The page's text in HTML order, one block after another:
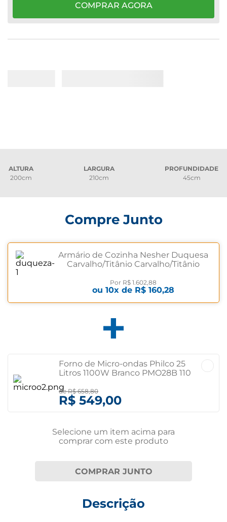
COMPRAR AGORA
ALTURA
200cm
LARGURA
210cm
PROFUNDIDADE
45cm
Compre Junto
Armário de Cozinha Nesher Duquesa
Carvalho/Titânio Carvalho/Titânio
Por R$ 1.602,88
ou10x de R$ 160,28
Forno de Micro-ondas Philco 25
Litros 1100W Branco PMO28B 110
deR$ 658,80
R$ 549,00
Selecione um item acima para
comprar com este produto
COMPRAR JUNTO
Descrição